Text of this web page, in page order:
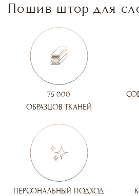
Пошив штор для
75 000
ОБРАЗЦОВ ТКАНЕЙ
ПЕРСОНАЛЬНЫЙ ПОДХОД